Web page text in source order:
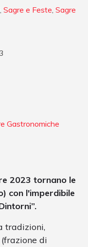
, Sagre e Feste, Sagre
Gastronomiche
2023 tornano le
con l'imperdibile
tradizioni,
di